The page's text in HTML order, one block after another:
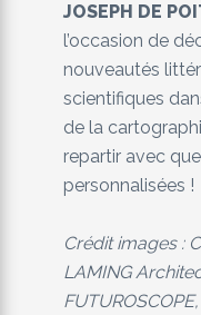
JOSEPH DE
l’occasion de
nouveautés
scientifiques
de la
repartir avec
personnalisées !
Crédit images :
LAMING